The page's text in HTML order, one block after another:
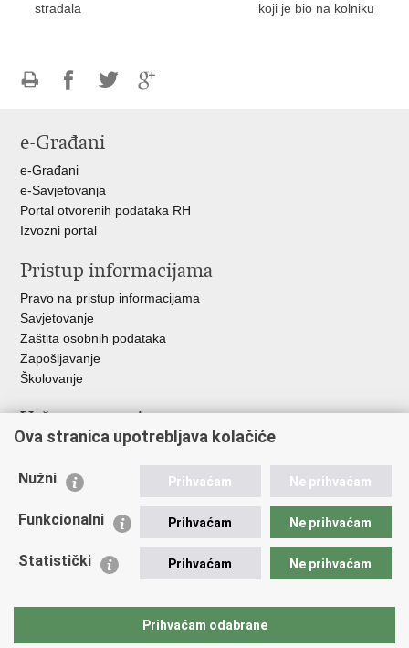
stradala
koji je bio na kolniku
FacebookuTwitteru
e-Građani
e-Građani
e-Savjetovanja
Portal otvorenih podataka RH
Izvozni portal
Pristup informacijama
Pravo na pristup informacijama
Savjetovanje
Zaštita osobnih podataka
Zapošljavanje
Školovanje
Važne poveznice
Ministarstvo unutarnjih poslova
Udruge
Policijska akademija
Zaklada policijske solidarnosti
Vučetić"
Ova stranica upotrebljava kolačiće
Nužni Prihvaćam Ne prihvaćam
Funkcionalni Prihvaćam Ne prihvaćam
Statistički Prihvaćam Ne prihvaćam
Prihvaćam odabrane